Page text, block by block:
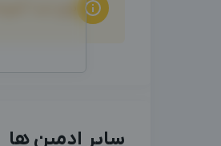
برای ثبت
سایر ادمین ها